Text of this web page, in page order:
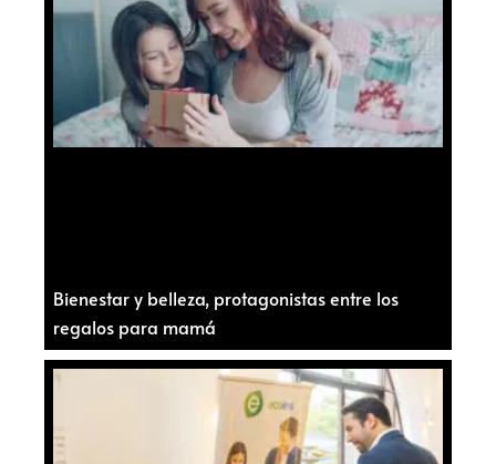
Bienestar y belleza, protagonistas entre los
regalos para mamá